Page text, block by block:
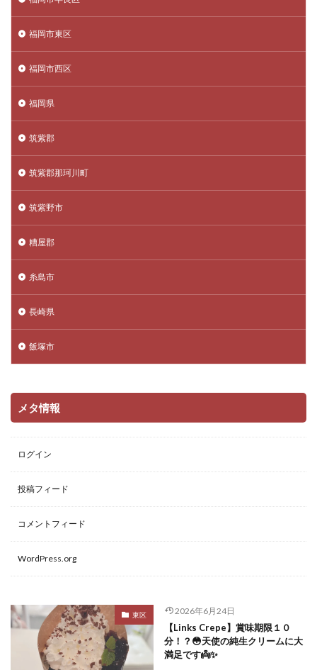
福岡市東区
福岡市西区
福岡県
筑紫郡
筑紫郡那珂川町
筑紫野市
糟屋郡
糸島市
長崎県
飯塚市
メタ情報
ログイン
投稿フィード
コメントフィード
WordPress.org
東区 2026年6月24日
【Links Crepe】賞味期限１０
分！？😳天使の純生クリームに大
満足です👼✨